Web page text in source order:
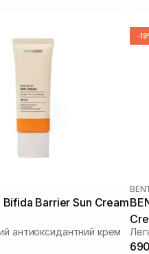
Bifida Barrier Sun Cream
антиоксидантний крем
-